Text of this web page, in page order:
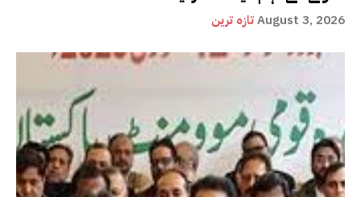
تازہ ترینAugust 3, 2026